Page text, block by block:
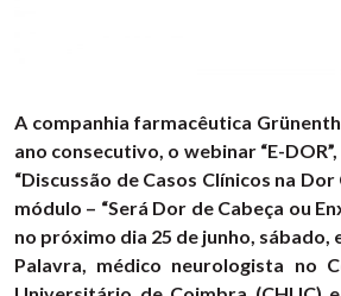
A companhia farmacêutica
ano consecutivo, o webinar “E-
“Discussão de Casos Clínicos na
módulo – “Será Dor de Cabeça ou
no próximo dia 25 de junho, sábado,
Palavra, médico neurologista no